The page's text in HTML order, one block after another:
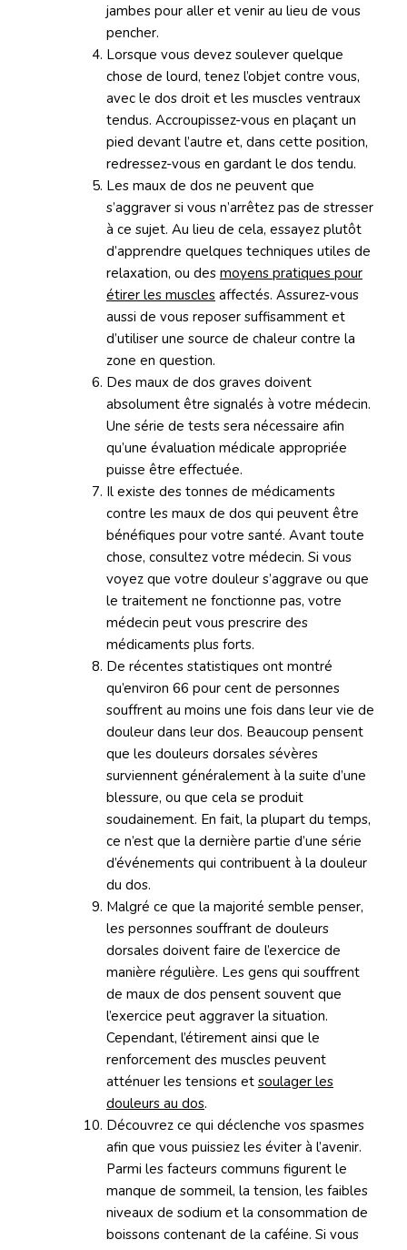
jambes pour aller et venir au lieu de vous
pencher.
Lorsque vous devez soulever quelque
chose de lourd, tenez l’objet contre vous,
avec le dos droit et les muscles ventraux
tendus. Accroupissez-vous en plaçant un
pied devant l’autre et, dans cette position,
redressez-vous en gardant le dos tendu.
Les maux de dos ne peuvent que
s’aggraver si vous n’arrêtez pas de stresser
à ce sujet. Au lieu de cela, essayez plutôt
d’apprendre quelques techniques utiles de
relaxation, ou des moyens pratiques pour
étirer les muscles affectés. Assurez-vous
aussi de vous reposer suffisamment et
d’utiliser une source de chaleur contre la
zone en question.
Des maux de dos graves doivent
absolument être signalés à votre médecin.
Une série de tests sera nécessaire afin
qu’une évaluation médicale appropriée
puisse être effectuée.
Il existe des tonnes de médicaments
contre les maux de dos qui peuvent être
bénéfiques pour votre santé. Avant toute
chose, consultez votre médecin. Si vous
voyez que votre douleur s’aggrave ou que
le traitement ne fonctionne pas, votre
médecin peut vous prescrire des
médicaments plus forts.
De récentes statistiques ont montré
qu’environ 66 pour cent de personnes
souffrent au moins une fois dans leur vie de
douleur dans leur dos. Beaucoup pensent
que les douleurs dorsales sévères
surviennent généralement à la suite d’une
blessure, ou que cela se produit
soudainement. En fait, la plupart du temps,
ce n’est que la dernière partie d’une série
d’événements qui contribuent à la douleur
du dos.
Malgré ce que la majorité semble penser,
les personnes souffrant de douleurs
dorsales doivent faire de l’exercice de
manière régulière. Les gens qui souffrent
de maux de dos pensent souvent que
l’exercice peut aggraver la situation.
Cependant, l’étirement ainsi que le
renforcement des muscles peuvent
atténuer les tensions et soulager les
douleurs au dos.
Découvrez ce qui déclenche vos spasmes
afin que vous puissiez les éviter à l’avenir.
Parmi les facteurs communs figurent le
manque de sommeil, la tension, les faibles
niveaux de sodium et la consommation de
boissons contenant de la caféine. Si vous